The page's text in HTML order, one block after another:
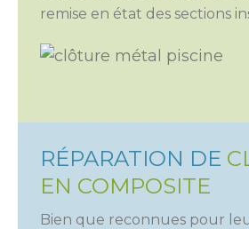
remise en état des sections
RÉPARATION DE
EN COMPOSITE
Bien que reconnues pour